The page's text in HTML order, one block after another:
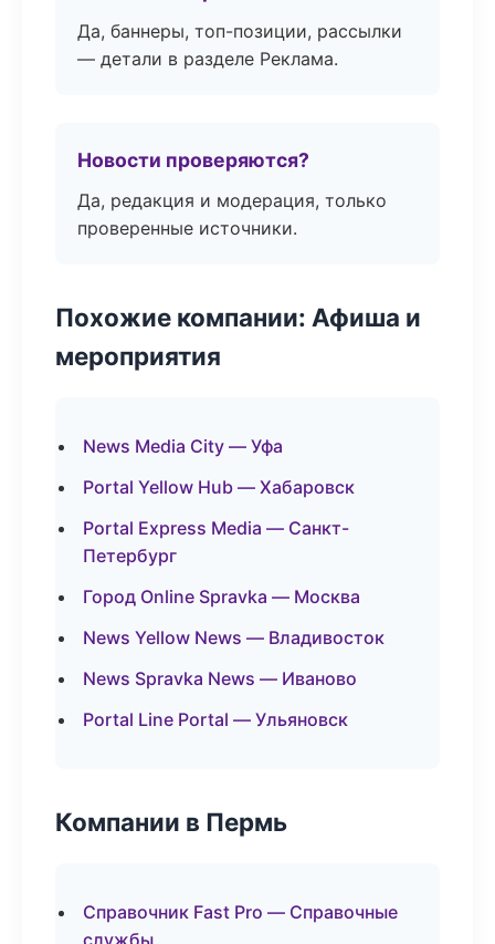
Да, баннеры, топ-позиции, рассылки
— детали в разделе Реклама.
Новости проверяются?
Да, редакция и модерация, только
проверенные источники.
Похожие компании: Афиша и
мероприятия
News Media City — Уфа
Portal Yellow Hub — Хабаровск
Portal Express Media — Санкт-
Петербург
Город Online Spravka — Москва
News Yellow News — Владивосток
News Spravka News — Иваново
Portal Line Portal — Ульяновск
Компании в Пермь
Справочник Fast Pro — Справочные
службы